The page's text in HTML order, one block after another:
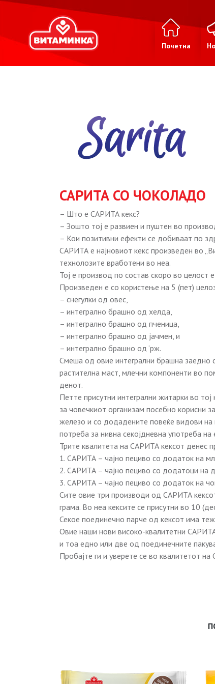
Почетна
САРИТА СО ЧОКОЛАДО
– Што е САРИТА кекс?
– Зошто тој е развиен и пуштен во
– Кои позитивни ефекти се добиваат по
САРИТА е најновиот кекс произведен во
технолозите вработени во неа.
Тој е производ по состав скоро во целост
Произведен е со користење на 5 (пет)
– снегулки од овес,
– интегрално брашно од хелда,
– интегрално брашно од пченица,
– интегрално брашно од јачмен, и
– интегрално брашно од ‘рж.
Смеша од овие интегрални брашна заедно
растителна маст, млечни компоненти во
денот.
Петте присутни интегрални житарки во
за човечкиот организам посебно корисни
железо и со додадените повеќе видови
потреба за нивна секојдневна употреба
Трите квалитета на САРИТА кексот денес
1. САРИТА – чајно пециво со додаток на
2. САРИТА – чајно пециво со додатоци на
3. САРИТА – чајно пециво со додаток на
Сите овие три производи од САРИТА
грама. Во неа кексите се присутни во 10
Секое поединечно парче од кексот има
Овие наши нови високо-квалитетни
и тоа едно или две од поединечните
Пробајте ги и уверете се во квалитетот